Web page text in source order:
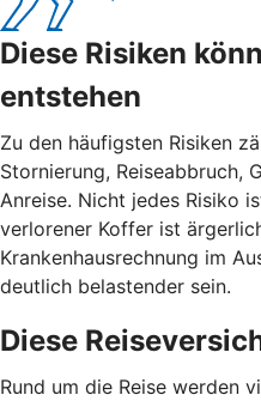
Diese Risiken
entstehen
Zu den häufigsten Risiken
Stornierung, Reiseabbruch,
Anreise. Nicht jedes Risiko
verlorener Koffer ist
Krankenhausrechnung im
deutlich belastender sein.
Diese
Rund um die Reise werden